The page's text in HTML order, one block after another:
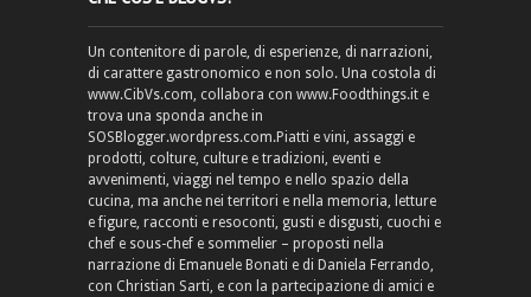
Un contenitore di parole, di esperienze, di narrazioni,
di carattere gastronomico e non solo. Una costola di
www.CibVs.com, collabora con www.Foodthings.it e
trova una sponda anche in
SOSBlogger.wordpress.com.Piatti e vini, assaggi e
prodotti, colture, culture e tradizioni, eventi e
avvenimenti, viaggi nel tempo e nello spazio della
cucina, ma anche nei territori e nella memoria, letture
e figure, racconti e resoconti, gusti e disgusti, cuochi e
chef e sous-chef e sommelier – proposti nella
narrazione di Emanuele Bonati e di Daniela Ferrando,
con Christian Sarti, e con la partecipazione di amici e